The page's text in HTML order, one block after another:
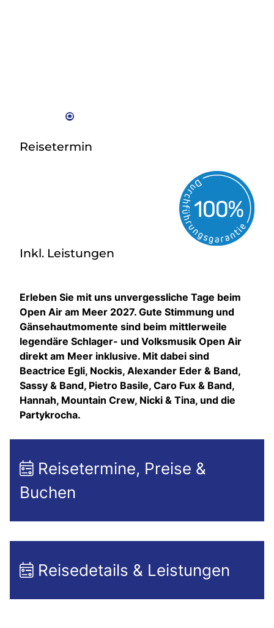
Reisetermin
Inkl. Leistungen
Erleben Sie mit uns unvergessliche Tage beim
Open Air am Meer 2027. Gute Stimmung und
Gänsehautmomente sind beim mittlerweile
legendäre Schlager- und Volksmusik Open Air
direkt am Meer inklusive. Mit dabei sind
Beactrice Egli, Nockis, Alexander Eder & Band,
Sassy & Band, Pietro Basile, Caro Fux & Band,
Hannah, Mountain Crew, Nicki & Tina, und die
Partykrocha.
Reisetermine, Preise &
Buchen
Reisedetails & Leistungen